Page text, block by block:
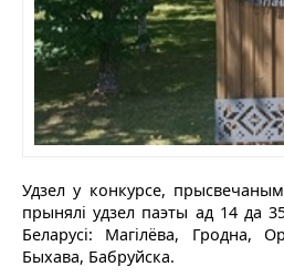
Удзел у конкурсе,
прынялі удзел паэты ад 14 да
Беларусі: Магілёва, Гродна,
Быхава, Бабруйска.